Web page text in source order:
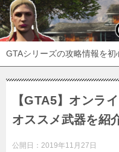
GTAシリーズの攻略情報を初
【GTA5】オンラ
オススメ武器を紹
公開日： 2019年11月27日